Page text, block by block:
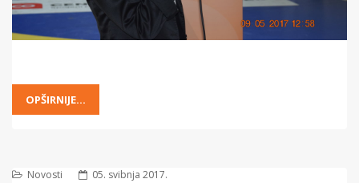
OPŠIRNIJE...
Novosti 05. svibnja 2017.